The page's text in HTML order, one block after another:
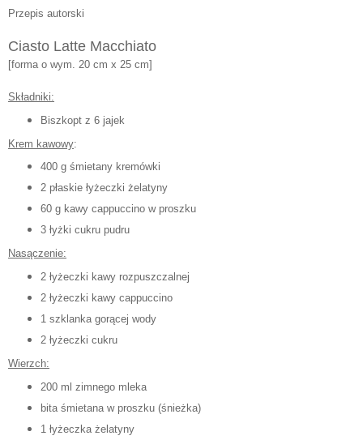
Przepis autorski
Ciasto Latte Macchiato
[forma o wym. 20 cm x 25 cm]
Składniki:
Biszkopt z 6 jajek
Krem kawowy:
400 g śmietany kremówki
2 płaskie łyżeczki żelatyny
60 g kawy cappuccino w proszku
3 łyżki cukru pudru
Nasączenie:
2 łyżeczki kawy rozpuszczalnej
2 łyżeczki kawy cappuccino
1 szklanka gorącej wody
2 łyżeczki cukru
Wierzch:
200 ml zimnego mleka
bita śmietana w proszku (śnieżka)
1 łyżeczka żelatyny